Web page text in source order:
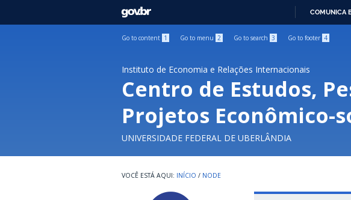
GOVBR
COMUNICA
Go to content 1 Go to menu 2 Go to search 3 Go to footer 4
Instituto de Economia e Relações Internacionais
Centro de Estudos,
Projetos Econômico-
UNIVERSIDADE FEDERAL DE UBERLÂNDIA
INÍCIO / NODE